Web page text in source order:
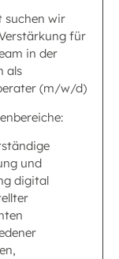
suchen wir
für
in der
als
(m/w/d)
und
digital